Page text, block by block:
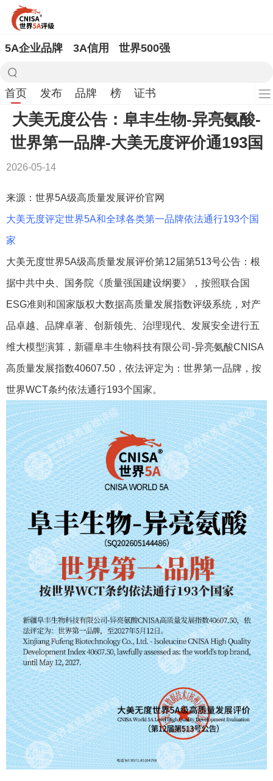
5A企业品牌 3A信用 世界500强
首页 发布 品牌 榜 证书
大美无度公告：阜丰生物-异亮氨酸‌-
世界第一品牌-大美无度评价通193国
2026-05-14
来源：世界5A级高质量发展评价官网
大美无度评定世界5A和全球各类第一品牌依法通行193个国
家
大美无度世界5A级高质量发展评价第12届第513号公告：根
据中共中央、国务院《质量强国建设纲要》，按照联合国
ESG准则和国家版权大数据高质量发展指数评级系统，对产
品卓越、品牌卓著、创新领先、治理现代、发展安全进行五
维大模型演算，新疆阜丰生物科技有限公司-异亮氨酸‌CNISA
高质量发展指数40607.50，依法评定为：世界第一品牌，按
世界WCT条约依法通行193个国家。